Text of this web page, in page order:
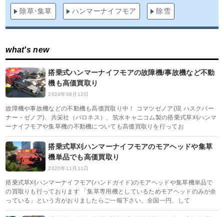
除草･集草 ハンマーナイフモア 除雪
what's new
搭乗式ハンマーナイフモアの故障機/事故機など不動
機も高価買取り
2024年08月12日
故障機や事故機などの不動機も高価買取り中！ コマツゼノア(現 ハスクバー
ナー・ゼノア)、共栄社（バロネス）、筑水キャニコム製の搭乗式草刈ハンマ
ーナイフモアや集草機の不動機についても高価買取りを行ってお
搭乗式草刈ハンマーナイフモアのモアヘッドや集草
機単品でも高価買取り
2020年11月11日
搭乗式草刈ハンマーナイフモア(ハンドガイド)のモアヘッドや集草機単品で
の買取りも行っております 「集草専用機としているためモアヘッドのみが余
っている」という方がおりましたらご一報下さい。全国一円、して